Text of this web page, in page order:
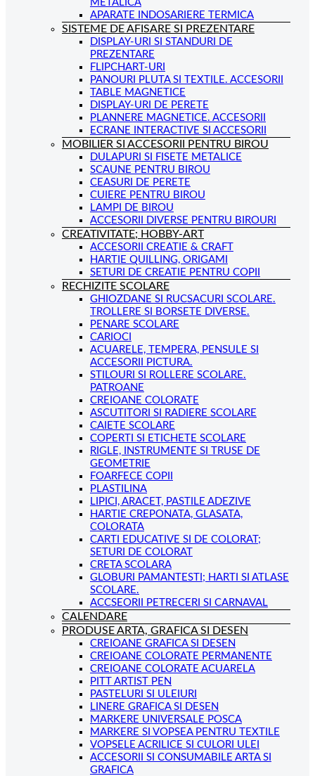
METALICA
APARATE INDOSARIERE TERMICA
SISTEME DE AFISARE SI PREZENTARE
DISPLAY-URI SI STANDURI DE
PREZENTARE
FLIPCHART-URI
PANOURI PLUTA SI TEXTILE. ACCESORII
TABLE MAGNETICE
DISPLAY-URI DE PERETE
PLANNERE MAGNETICE. ACCESORII
ECRANE INTERACTIVE SI ACCESORII
MOBILIER SI ACCESORII PENTRU BIROU
DULAPURI SI FISETE METALICE
SCAUNE PENTRU BIROU
CEASURI DE PERETE
CUIERE PENTRU BIROU
LAMPI DE BIROU
ACCESORII DIVERSE PENTRU BIROURI
CREATIVITATE; HOBBY-ART
ACCESORII CREATIE & CRAFT
HARTIE QUILLING, ORIGAMI
SETURI DE CREATIE PENTRU COPII
RECHIZITE SCOLARE
GHIOZDANE SI RUCSACURI SCOLARE.
TROLLERE SI BORSETE DIVERSE.
PENARE SCOLARE
CARIOCI
ACUARELE, TEMPERA, PENSULE SI
ACCESORII PICTURA.
STILOURI SI ROLLERE SCOLARE.
PATROANE
CREIOANE COLORATE
ASCUTITORI SI RADIERE SCOLARE
CAIETE SCOLARE
COPERTI SI ETICHETE SCOLARE
RIGLE, INSTRUMENTE SI TRUSE DE
GEOMETRIE
FOARFECE COPII
PLASTILINA
LIPICI, ARACET, PASTILE ADEZIVE
HARTIE CREPONATA, GLASATA,
COLORATA
CARTI EDUCATIVE SI DE COLORAT;
SETURI DE COLORAT
CRETA SCOLARA
GLOBURI PAMANTESTI; HARTI SI ATLASE
SCOLARE.
ACCSEORII PETRECERI SI CARNAVAL
CALENDARE
PRODUSE ARTA, GRAFICA SI DESEN
CREIOANE GRAFICA SI DESEN
CREIOANE COLORATE PERMANENTE
CREIOANE COLORATE ACUARELA
PITT ARTIST PEN
PASTELURI SI ULEIURI
LINERE GRAFICA SI DESEN
MARKERE UNIVERSALE POSCA
MARKERE SI VOPSEA PENTRU TEXTILE
VOPSELE ACRILICE SI CULORI ULEI
ACCESORII SI CONSUMABILE ARTA SI
GRAFICA